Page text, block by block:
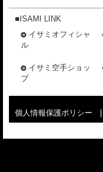
■ISAMI LINK
イサミオフィシャ
ル
イサミ空手ショッ
プ
個人情報保護ポリシー